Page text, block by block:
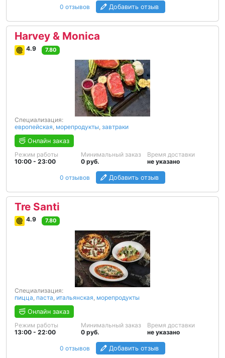
0 отзывов Добавить отзыв
Harvey & Monica
4.9 7.80
Специализация:
европейская, морепродукты, завтраки
Онлайн заказ
Режим работы
10:00 - 23:00
Минимальный заказ
0 руб.
Время доставки
не указано
0 отзывов Добавить отзыв
Tre Santi
4.9 7.80
Специализация:
пицца, паста, итальянская, морепродукты
Онлайн заказ
Режим работы
13:00 - 22:00
Минимальный заказ
0 руб.
Время доставки
не указано
0 отзывов Добавить отзыв